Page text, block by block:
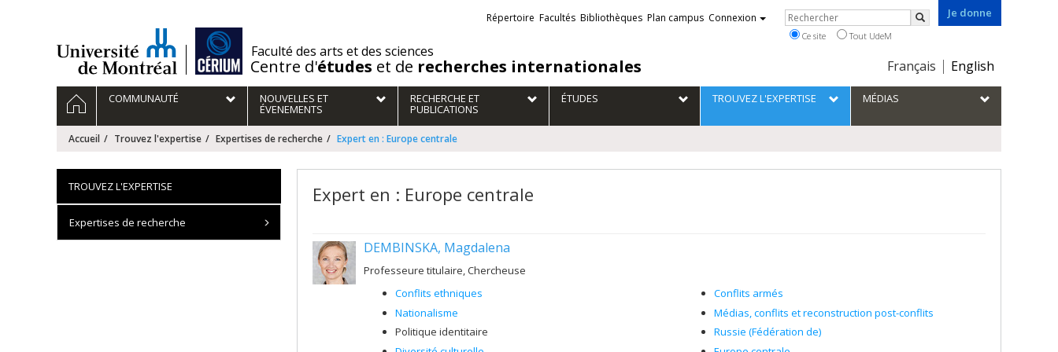
Faculté des arts et des sciences
Centre d'études et de recherches internationales
Je donne
Choix
la
langue
Français English
Liens
externes
Répertoire Facultés Bibliothèques Plan campus Connexion Rechercher
Rechercher
Ce site Tout UdeM
Navigation
principale
ACCUEILCOMMUNAUTÉ NOUVELLES ET
ÉVENEMENTS
RECHERCHE ET
PUBLICATIONS
ÉTUDES TROUVEZ L'EXPERTISE MÉDIAS
Accueil Trouvez l'expertise Expertises de recherche Expert en : Europe centrale
Expert en : Europe centrale
DEMBINSKA, Magdalena
Professeure titulaire, Chercheuse
Conflits ethniques
Nationalisme
Politique identitaire
Conflits armés
Médias, conflits et reconstruction post-conflits
Russie (Fédération de)
TROUVEZ L'EXPERTISE
Expertises de recherche